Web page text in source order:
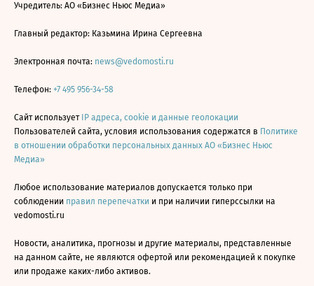
Учредитель: АО «Бизнес Ньюс Медиа»
Главный редактор: Казьмина Ирина Сергеевна
Электронная почта: news@vedomosti.ru
Телефон: +7 495 956-34-58
Сайт использует IP адреса, cookie и данные геолокации
Пользователей сайта, условия использования содержатся в Политике
в отношении обработки персональных данных АО «Бизнес Ньюс
Медиа»
Любое использование материалов допускается только при
соблюдении правил перепечатки и при наличии гиперссылки на
vedomosti.ru
Новости, аналитика, прогнозы и другие материалы, представленные
на данном сайте, не являются офертой или рекомендацией к покупке
или продаже каких-либо активов.